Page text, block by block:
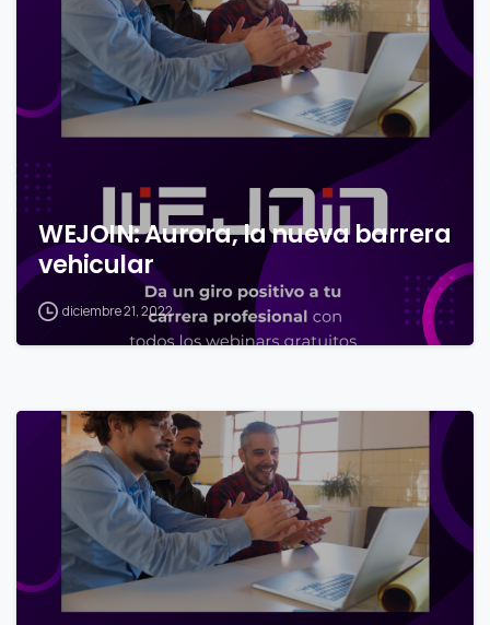
WEJOIN: Aurora, la nueva barrera
vehicular
diciembre 21, 2022